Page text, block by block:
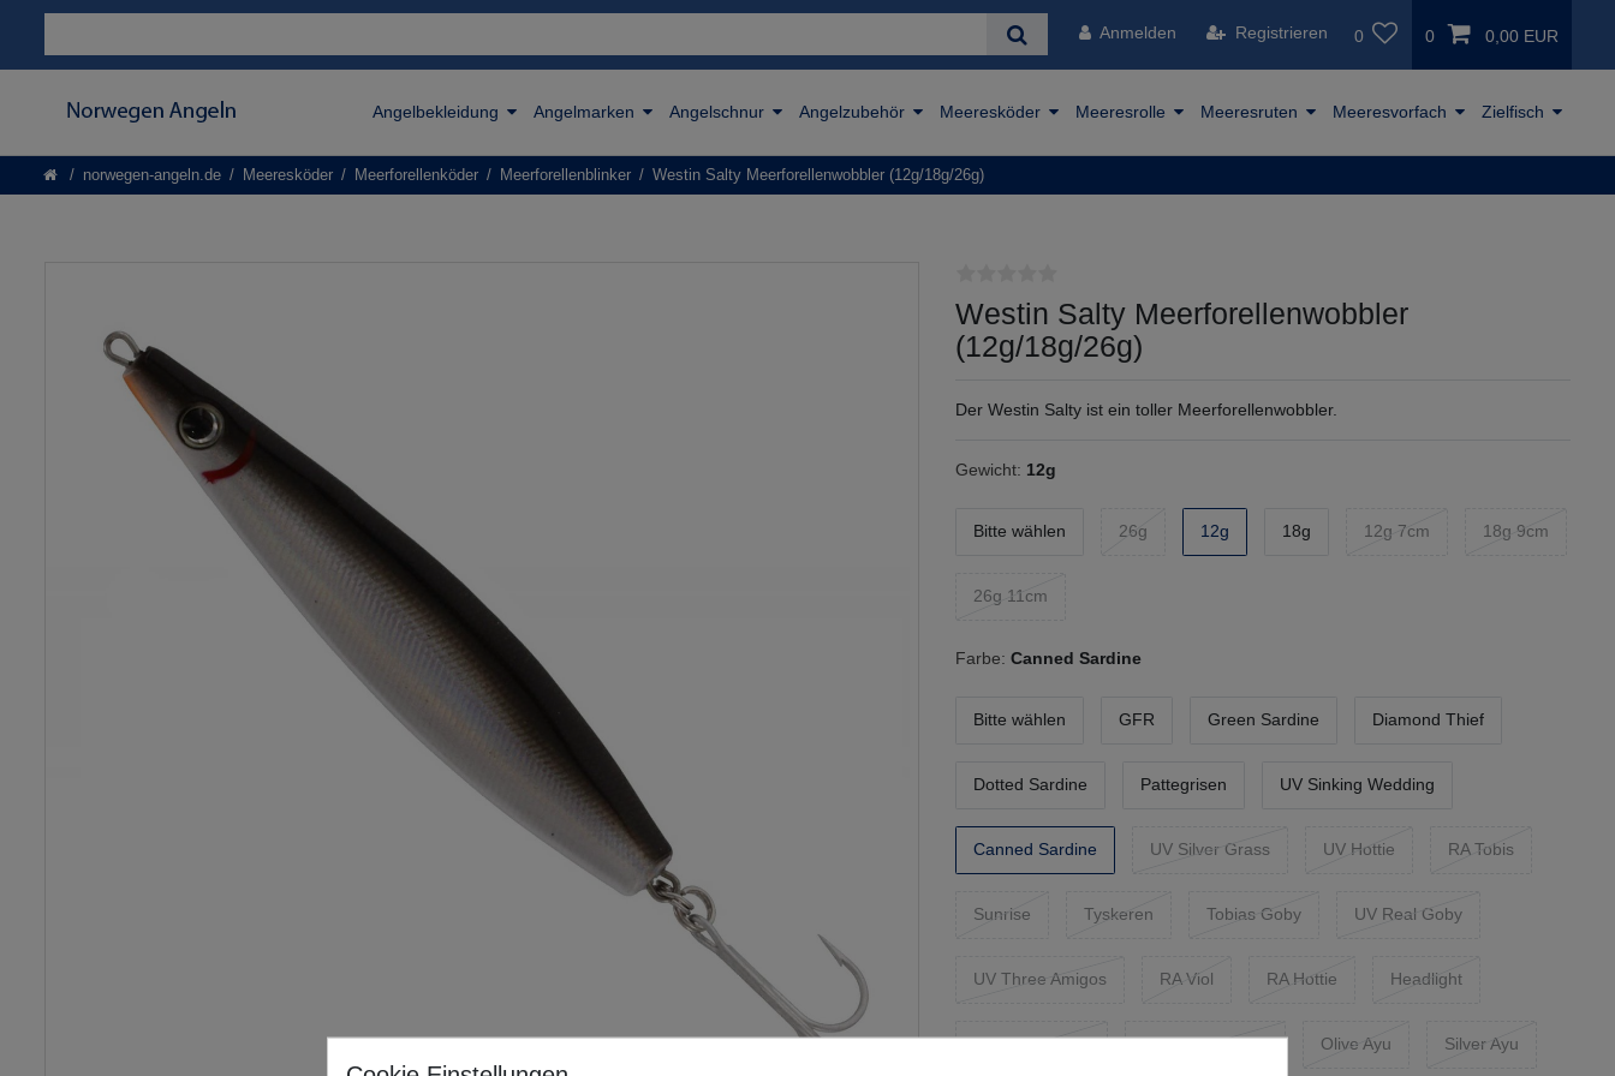
Anmelden Registrieren 0 0 0,00 EUR
Angelbekleidung Angelmarken Angelschnur Angelzubehör Meeresköder Meeresrolle Meeresruten Meeresvorfach Zielfisch
norwegen-angeln.de Meeresköder Meerforellenköder Meerforellenblinker Westin Salty Meerforellenwobbler (12g/18g/26g)
Westin Salty Meerforellenwobbler
(12g/18g/26g)
Der Westin Salty ist ein toller Meerforellenwobbler.
Gewicht: 12g
Bitte wählen 26g 12g 18g 12g 7cm 18g 9cm
26g 11cm
Farbe: Canned Sardine
Bitte wählen GFR Green Sardine Diamond Thief
Dotted Sardine Pattegrisen UV Sinking Wedding
Canned Sardine UV Silver Grass UV Hottie RA Tobis
Sunrise Tyskeren Tobias Goby UV Real Goby
UV Three Amigos RA Viol RA Hottie Headlight
UV Hottie Pearl Brown Headlight Olive Ayu Silver Ayu